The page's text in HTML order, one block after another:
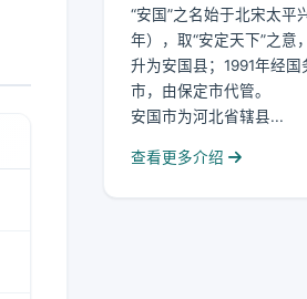
“安国”之名始于北宋太平
年），取“安定天下”之意
升为安国县；1991年经
市，由保定市代管。
安国市为河北省辖县...
查看更多介绍